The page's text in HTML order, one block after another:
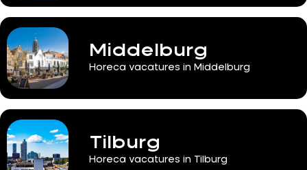
Middelburg
Horeca vacatures in Middelburg
Tilburg
Horeca vacatures in Tilburg